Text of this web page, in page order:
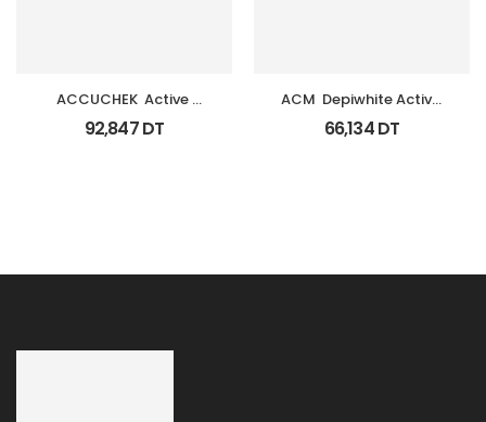
ACCUCHEK  Active
Coffret 110
Bandlettes+Appareil
92,847DT
ACM  Depiwhite Active
Gel Unifiant Anti Taches
40Ml
66,134DT